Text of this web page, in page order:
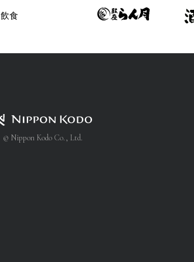
飲食
© Nippon Kodo Co., Ltd.